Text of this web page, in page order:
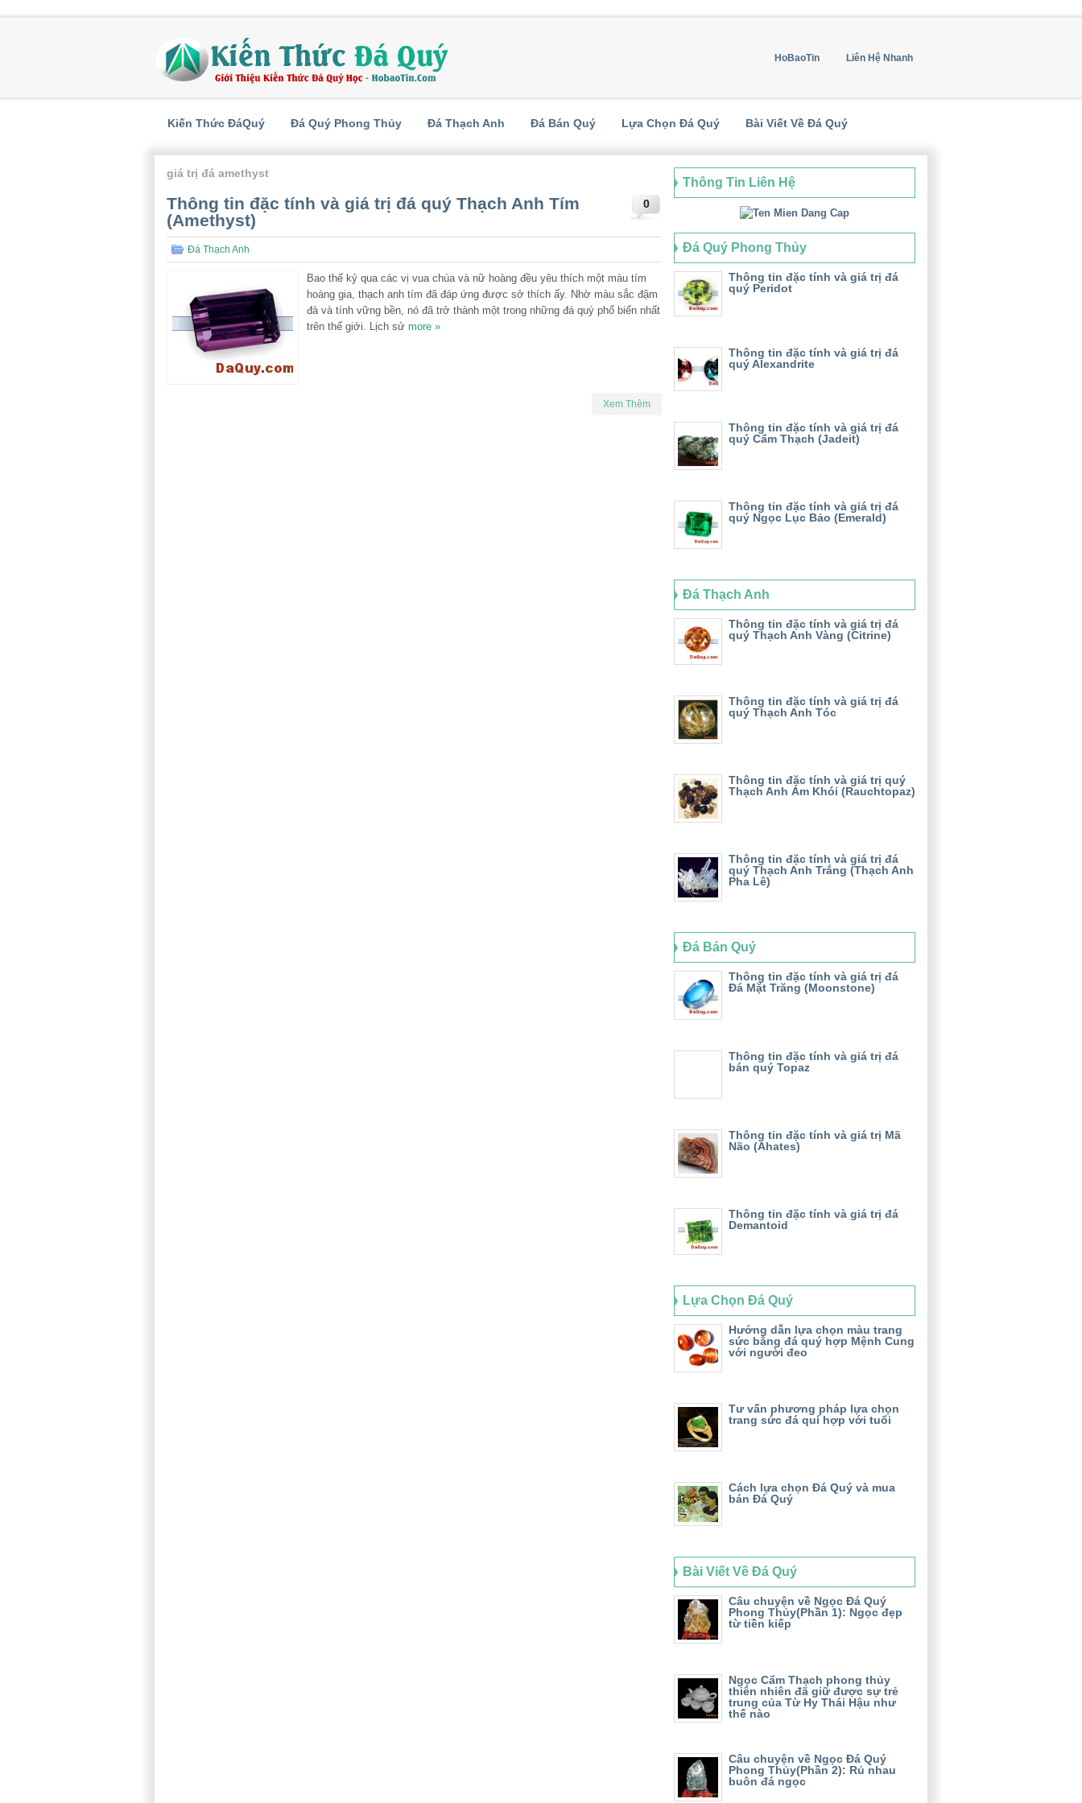
HoBaoTin Liên Hệ Nhanh
Kiến Thức ĐáQuý Đá Quý Phong Thủy Đá Thạch Anh Đá Bán Quý Lựa Chọn Đá Quý Bài Viết Về Đá Quý
giá trị đá amethyst
0
Thông tin đặc tính và giá trị đá quý Thạch Anh Tím
(Amethyst)
Đá Thạch Anh
Bao thế kỷ qua các vị vua chúa và nữ hoàng đều yêu thích một màu tím
hoàng gia, thạch anh tím đã đáp ứng được sở thích ấy. Nhờ màu sắc đậm
đà và tính vững bền, nó đã trở thành một trong những đá quý phổ biến nhất
trên thế giới. Lịch sử more »
Xem Thêm
Thông Tin Liên Hệ
Đá Quý Phong Thủy
Thông tin đặc tính và giá trị đá
quý Peridot
Thông tin đặc tính và giá trị đá
quý Alexandrite
Thông tin đặc tính và giá trị đá
quý Cẩm Thạch (Jadeit)
Thông tin đặc tính và giá trị đá
quý Ngọc Lục Bảo (Emerald)
Đá Thạch Anh
Thông tin đặc tính và giá trị đá
quý Thạch Anh Vàng (Citrine)
Thông tin đặc tính và giá trị đá
quý Thạch Anh Tóc
Thông tin đặc tính và giá trị quý
Thạch Anh Ám Khói (Rauchtopaz)
Thông tin đặc tính và giá trị đá
quý Thạch Anh Trắng (Thạch Anh
Pha Lê)
Đá Bán Quý
Thông tin đặc tính và giá trị đá
Đá Mặt Trăng (Moonstone)
Thông tin đặc tính và giá trị đá
bán quý Topaz
Thông tin đặc tính và giá trị Mã
Não (Ahates)
Thông tin đặc tính và giá trị đá
Demantoid
Lựa Chọn Đá Quý
Hướng dẫn lựa chọn màu trang
sức bằng đá quý hợp Mệnh Cung
với người đeo
Tư vấn phương pháp lựa chọn
trang sức đá quí hợp với tuổi
Cách lựa chọn Đá Quý và mua
bán Đá Quý
Bài Viết Về Đá Quý
Câu chuyện về Ngọc Đá Quý
Phong Thủy(Phần 1): Ngọc đẹp
từ tiền kiếp
Ngọc Cẩm Thạch phong thủy
thiên nhiên đã giữ được sự trẻ
trung của Từ Hy Thái Hậu như
thế nào
Câu chuyện về Ngọc Đá Quý
Phong Thủy(Phần 2): Rủ nhau
buôn đá ngọc